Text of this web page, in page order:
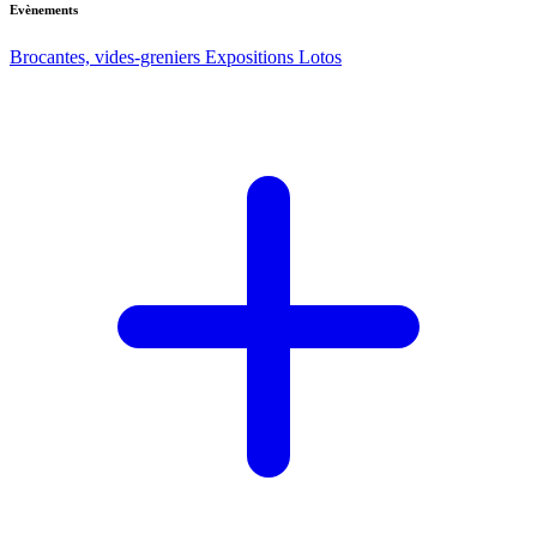
Evènements
Brocantes, vides-greniers Expositions Lotos